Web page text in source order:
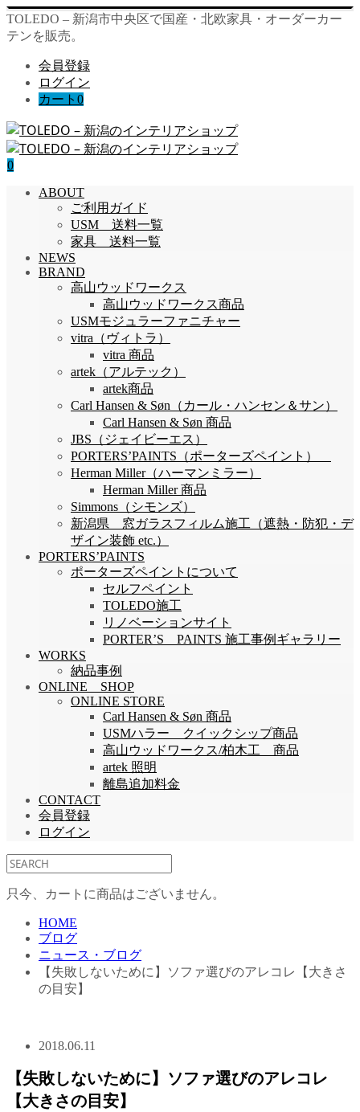
TOLEDO – 新潟市中央区で国産・北欧家具・オーダーカー
テンを販売。
会員登録
ログイン
カート 0
0
ABOUT
ご利用ガイド
USM 送料一覧
家具 送料一覧
NEWS
BRAND
高山ウッドワークス
高山ウッドワークス商品
USMモジュラーファニチャー
vitra（ヴィトラ）
vitra 商品
artek（アルテック）
artek商品
Carl Hansen & Søn（カール・ハンセン＆サン）
Carl Hansen & Søn 商品
JBS（ジェイビーエス）
PORTERS’PAINTS（ポーターズペイント）
Herman Miller（ハーマンミラー）
Herman Miller 商品
Simmons（シモンズ）
新潟県 窓ガラスフィルム施工（遮熱・防犯・デ
ザイン装飾 etc.）
PORTERS’PAINTS
ポーターズペイントについて
セルフペイント
TOLEDO施工
リノベーションサイト
PORTER’S PAINTS 施工事例ギャラリー
WORKS
納品事例
ONLINE SHOP
ONLINE STORE
Carl Hansen & Søn 商品
USMハラー クイックシップ商品
高山ウッドワークス/柏木工 商品
artek 照明
離島追加料金
CONTACT
会員登録
ログイン
只今、カートに商品はございません。
HOME
ブログ
ニュース・ブログ
【失敗しないために】ソファ選びのアレコレ【大きさ
の目安】
2018.06.11
【失敗しないために】ソファ選びのアレコレ
【大きさの目安】